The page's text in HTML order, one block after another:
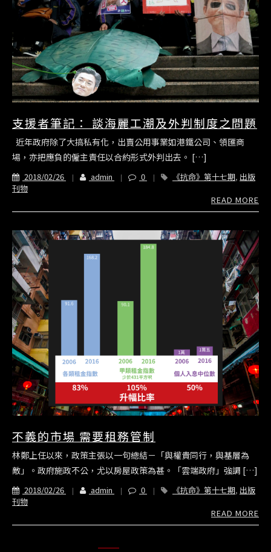
支援者筆記： 談海麗工潮及外判制度之問題
近年政府除了大搞私有化，出賣公用事業如港鐵公司、領匯商
場，亦把應負的僱主責任以合約形式外判出去。 […]
2018/02/26 admin 0 《抗命》第十七期, 出版
刊物
READ MORE
不義的市場 需要租務管制
林鄭上任以來，政策主張以一句總結－「與權貴同行，與基層為
敵」。政府施政不公，尤以房屋政策為甚。「雲端政府」強調 […]
2018/02/26 admin 0 《抗命》第十七期, 出版
刊物
READ MORE